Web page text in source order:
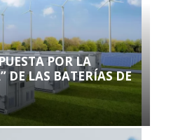
POR LA
DE LAS BATERÍAS DE